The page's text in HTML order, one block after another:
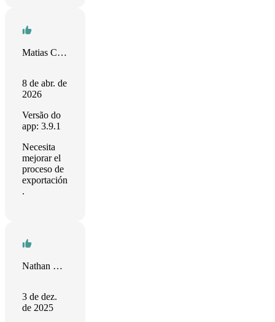
Matias Castro
8 de abr. de
2026
Versão do
app: 3.9.1
Necesita
mejorar el
proceso de
exportación
.
Nathan Van Bignoot
3 de dez.
de 2025